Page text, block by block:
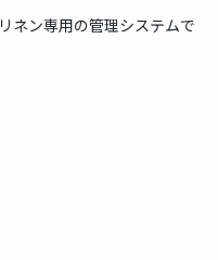
ネン専用の管理システムで